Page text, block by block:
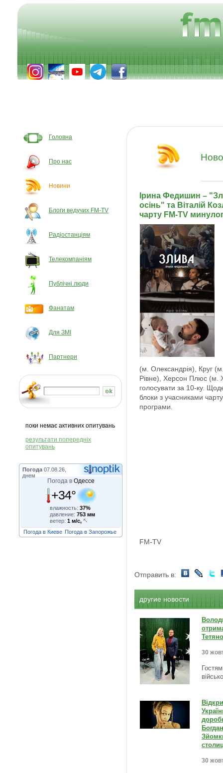
Головна
Про нас
Новини
Блоги ведучих FM-TV
Радіостанціям
Телекомпаніям
Публічні люди
Фанатам
Для ЗМІ
Партнери
поки немає активних опитувань
результати попередніх
опитувань
Погода 07.08.26,
днем
Погода в Одессе
+34°
влажность: 37%
давление: 753 мм
ветер: 1 м/с,
Погода в Киеве Погода в Запорожье
Ірина Федишин –
осінь" та Віталій
чарту FM-TV
(м. Олександрія), Круг
Рівне), Херсон Плюс (м.
голосувати за 10-ку.
блоки з учасниками
програми.
FM-TV
Отправить в:
другие новости
30
30